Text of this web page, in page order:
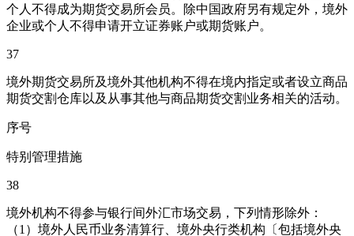
个人不得成为期货交易所会员。除中国政府另有规定外，境外
企业或个人不得申请开立证券账户或期货账户。
37
境外期货交易所及境外其他机构不得在境内指定或者设立商品
期货交割仓库以及从事其他与商品期货交割业务相关的活动。
序号
特别管理措施
38
境外机构不得参与银行间外汇市场交易，下列情形除外：
（1）境外人民币业务清算行、境外央行类机构〔包括境外央